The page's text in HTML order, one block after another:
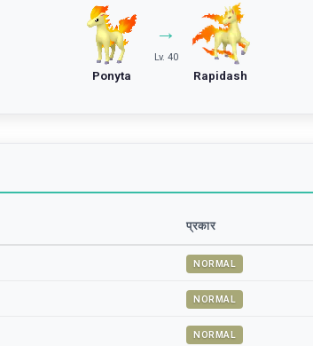
Ponyta
→
Lv. 40
Rapidash
प्रकार
NORMAL
NORMAL
NORMAL